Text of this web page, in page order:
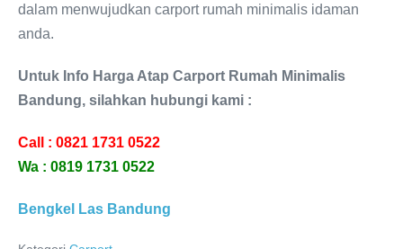
dalam menwujudkan carport rumah minimalis idaman
anda.
Untuk Info Harga Atap Carport Rumah Minimalis
Bandung, silahkan hubungi kami :
Call : 0821 1731 0522
Wa : 0819 1731 0522
Bengkel Las Bandung